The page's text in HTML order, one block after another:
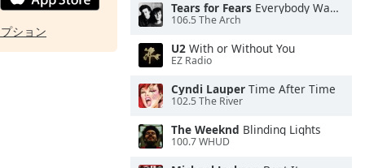
ション
Tears for Fears Everybody Wants To Rule the World
106.5 The Arch
U2 With or Without You
EZ Radio
Cyndi Lauper Time After Time
102.5 The River
The Weeknd Blinding Lights
100.7 WHUD